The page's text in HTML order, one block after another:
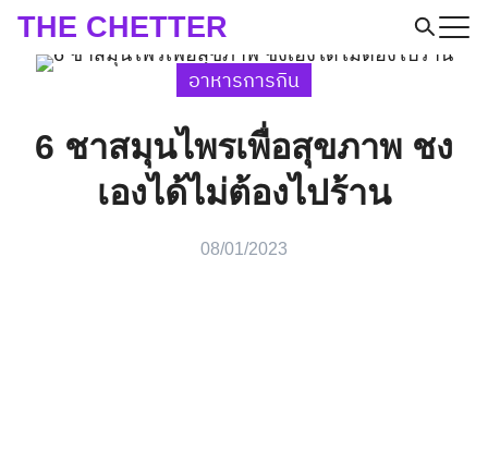
SkipTHE CHETTER
Search
อาหารการกิน
6 ชาสมุนไพรเพื่อสุขภาพ ชง
เองได้ไม่ต้องไปร้าน
08/01/2023